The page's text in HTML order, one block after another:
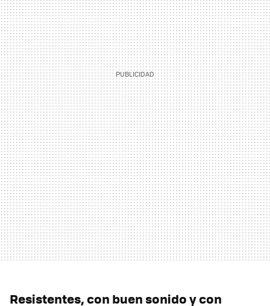
Resistentes, con buen sonido y con